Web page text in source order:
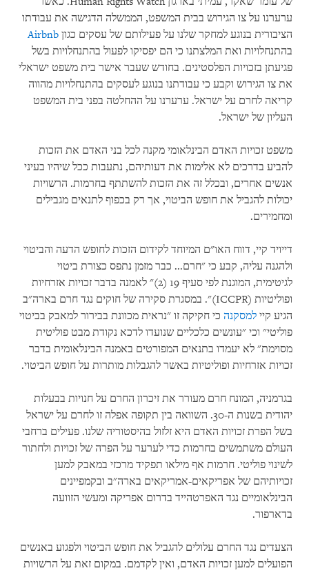
ערערנו על צו הגירוש בבית המשפט, הממשלה הדגישה את עבודתו
הציבורית בנוגע למחקר שלנו על פעילותם של עסקים כגון Airbnb
בהתנחלויות ואת המלצתנו כי הם יפסיקו לפעול בהתנחלויות בשל
פגיעתן בזכויות הפלסטינים. בחודש שעבר אישר בית משפט ישראלי
את צו הגירוש וקבע כי עבודתנו בנוגע לעסקים בהתנחלויות מהווה
קריאה לחרם על ישראל. ערערנו על ההחלטה בפני בית המשפט
העליון של ישראל.
משפט זכויות האדם הבינלאומי מקנה לכל בני האדם את הזכות
להביע בדרכים לא אלימות את דעותיהם, נתעבות ככל שיהיו בעיני
אנשים אחרים, ובכלל זה את הזכות להשתתף בחרמות. הרשויות
יכולות להגביל את חופש הביטוי, אך רק בכפוף לתנאים מגבילים
ומחמירים.
דייויד קיי, דווח האו"ם המיוחד לקידום הזכות לחופש הדעה והביטוי
ולהגנה עליה, קבע כי "חרם... כבר מזמן נתפס כצורת ביטוי
לגיטימית, המוגנת לפי סעיף 19 (2)" לאמנה בדבר זכויות אזרחיות
ופוליטיות (ICCPR)". במסגרת סקירה של חוקים נגד חרם בארה"ב
הגיע קיי למסקנה כי חקיקה זו "נראית מכוונת בבירור למאבק בביטוי
פוליטי" וכי "עונשים כלכליים שנועדו לדכא נקודת מבט פוליטית
מסוימת" לא יעמדו בתנאים המפורטים באמנה הבינלאומית בדבר
זכויות אזרחיות ופוליטיות באשר להגבלות מותרות על חופש הביטוי.
בגרמניה, המונח חרם מעורר את זיכרון החרם על חנויות בבעלות
יהודית בשנות ה-30. השוואה בין תקופה אפלה זו לחרם על ישראל
בשל הפרת זכויות האדם היא זלזול בהיסטוריה שלנו. פעילים ברחבי
העולם משתמשים בחרמות כדי לערער על הפרה של זכויות ולחתור
לשינוי פוליטי. חרמות אף מילאו תפקיד מרכזי במאבק למען
זכויותיהם של אפריקאים-אמריקאים בארה"ב ובקמפיינים
הבינלאומיים נגד האפרטהייד בדרום אפריקה ומעשי הזוועה
בדארפור.
הצעדים נגד החרם עלולים להגביל את חופש הביטוי ולפגוע באנשים
הפועלים למען זכויות האדם, ואין לקדמם. במקום זאת על הרשויות